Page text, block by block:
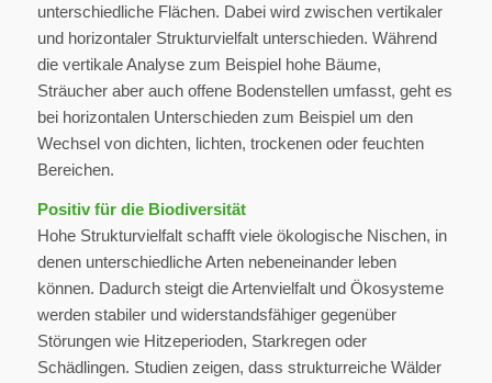
unterschiedliche Flächen. Dabei wird zwischen vertikaler
und horizontaler Strukturvielfalt unterschieden. Während
die vertikale Analyse zum Beispiel hohe Bäume,
Sträucher aber auch offene Bodenstellen umfasst, geht es
bei horizontalen Unterschieden zum Beispiel um den
Wechsel von dichten, lichten, trockenen oder feuchten
Bereichen.
Positiv für die Biodiversität
Hohe Strukturvielfalt schafft viele ökologische Nischen, in
denen unterschiedliche Arten nebeneinander leben
können. Dadurch steigt die Artenvielfalt und Ökosysteme
werden stabiler und widerstandsfähiger gegenüber
Störungen wie Hitzeperioden, Starkregen oder
Schädlingen. Studien zeigen, dass strukturreiche Wälder